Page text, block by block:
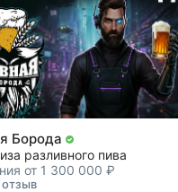
Борода
разливного пива
от 1 300 000 ₽
отзыв